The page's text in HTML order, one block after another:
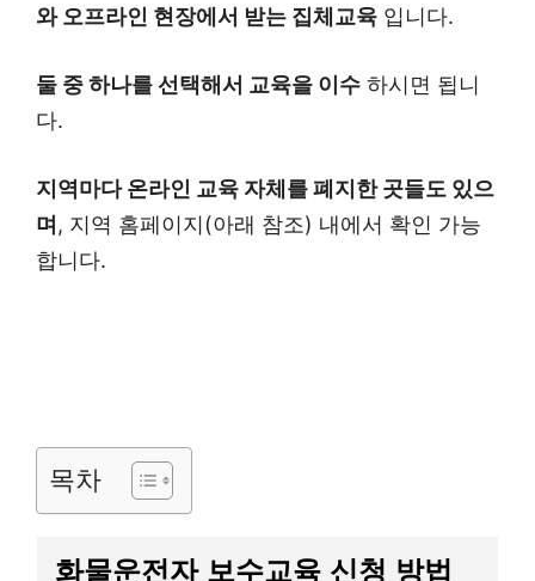
와 오프라인 현장에서 받는 집체교육 입니다.
둘 중 하나를 선택해서 교육을 이수 하시면 됩니
다.
지역마다 온라인 교육 자체를 폐지한 곳들도 있으
며 , 지역 홈페이지(아래 참조) 내에서 확인 가능
합니다.
목차
화물운전자 보수교육 신청 방법